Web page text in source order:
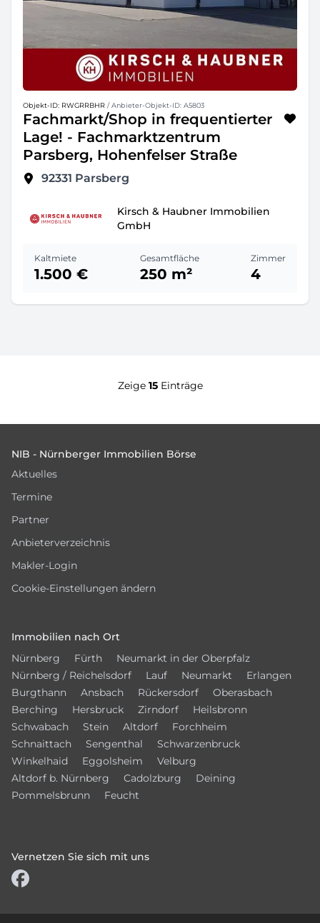
Objekt-ID: RWGRRBHR / Anbieter-Objekt-ID: A5803
Fachmarkt/Shop in frequentierter
Lage! - Fachmarktzentrum
Parsberg, Hohenfelser Straße
92331 Parsberg
Kirsch & Haubner Immobilien
GmbH
Kaltmiete
1.500 €
Gesamtfläche
250 m²
Zimmer
4
Zeige 15Einträge
NIB - Nürnberger Immobilien Börse
Aktuelles
Termine
Partner
Anbieterverzeichnis
Makler-Login
Cookie-Einstellungen ändern
Immobilien nach Ort
Nürnberg
Fürth
Neumarkt in der Oberpfalz
Nürnberg / Reichelsdorf
Lauf Neumarkt
Erlangen
Burgthann
Ansbach Rückersdorf
Oberasbach
Berching
Hersbruck Zirndorf
Heilsbronn
Schwabach
Stein Altdorf
Forchheim
Schnaittach
Sengenthal
Schwarzenbruck
Winkelhaid
Eggolsheim
Velburg
Altdorf b. Nürnberg
Cadolzburg
Deining
Pommelsbrunn
Feucht
Vernetzen Sie sich mit uns